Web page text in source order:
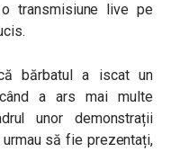
transmisiune live pe
bărbatul a iscat un
a ars mai multe
unor demonstrații
să fie prezentați,